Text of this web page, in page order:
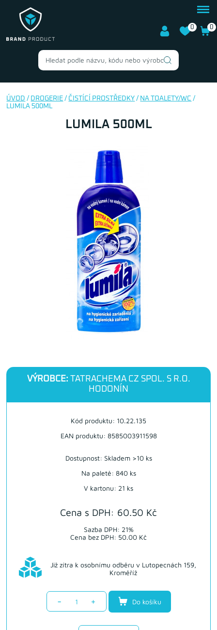
0 0
ÚVOD / DROGERIE / ČISTÍCÍ PROSTŘEDKY / NA TOALETY/WC /
LUMILA 500ML
LUMILA 500ML
VÝROBCE: TATRACHEMA CZ SPOL. S R.O.
HODONÍN
Cena s DPH: 60.50 Kč
Sazba DPH: 21%
Cena bez DPH: 50.00 Kč
Kód produktu: 10.22.135
EAN produktu: 8585003911598
Již zítra k osobnímu odběru v Lutopecnách 159,
Kroměříž
Dostupnost: Skladem >10 ks
Na paletě: 840 ks
V kartonu: 21 ks
- + Do košíku